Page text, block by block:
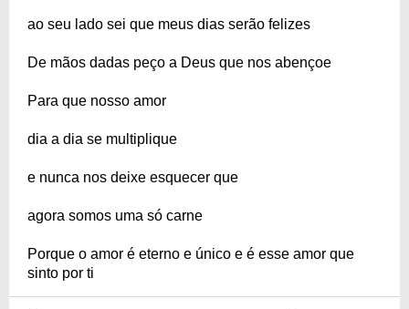
ao seu lado sei que meus dias serão felizes
De mãos dadas peço a Deus que nos abençoe
Para que nosso amor
dia a dia se multiplique
e nunca nos deixe esquecer que
agora somos uma só carne
Porque o amor é eterno e único e é esse amor que
sinto por ti